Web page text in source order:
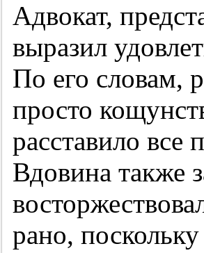
Адвокат,
выразил
По его словам,
просто
расставило все
Вдовина также
рано,